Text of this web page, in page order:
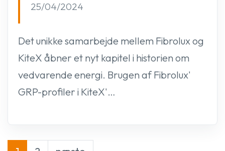
25/04/2024
Det unikke samarbejde mellem Fibrolux og
KiteX åbner et nyt kapitel i historien om
vedvarende energi. Brugen af Fibrolux'
GRP-profiler i KiteX'…